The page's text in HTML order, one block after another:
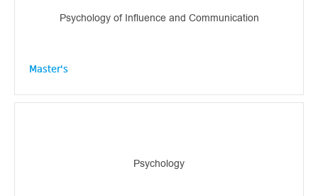
Psychology of Influence and Communication
Master's
Psychology